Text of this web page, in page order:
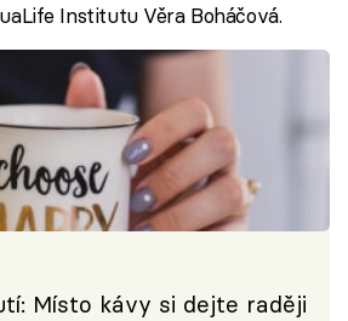
Institutu Věra Boháčová.
Místo kávy si dejte raději